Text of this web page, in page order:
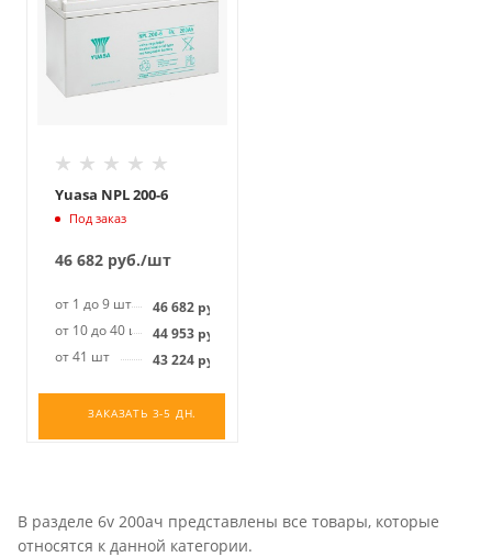
Yuasa NPL 200-6
Под заказ
46 682 руб./шт
от 1 до 9 шт 46 682 руб.
от 10 до 40 шт
44 953 руб.
от 41 шт
43 224 руб.
ЗАКАЗАТЬ 3-5 ДН.
В разделе 6v 200ач представлены все товары, которые
относятся к данной категории.